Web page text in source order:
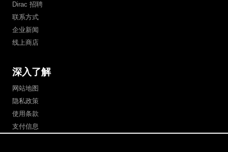
Dirac 招聘
联系方式
企业新闻
线上商店
深入了解
网站地图
隐私政策
使用条款
支付信息